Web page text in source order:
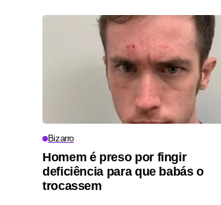
Bizarro
Homem é preso por fingir
deficiência para que babás o
trocassem